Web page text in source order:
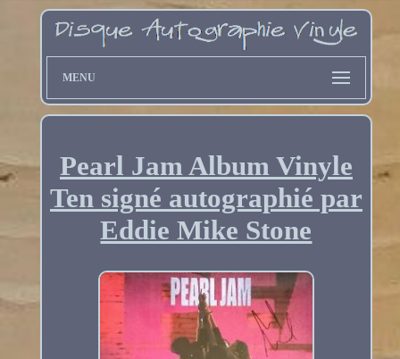
MENU
Pearl Jam Album Vinyle
Ten signé autographié par
Eddie Mike Stone